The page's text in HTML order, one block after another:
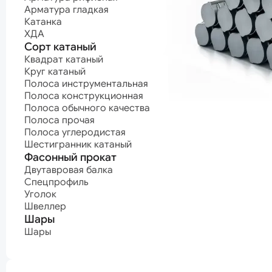
Шестигранник катаный
Фасонный прокат
Двутавровая балка
Спецпрофиль
Уголок
Швеллер
Шары
Шары
Нержавеющая сталь
Нержавеющий лист
Нержавеющий лист горячекатаный
Нержавеющий лист холоднокатаный
Нержавеющий сорт
Квадрат нержавеющий
Круг нержавеющий
Полоса нержавеющая
Шестигранник нержавеющий
Канат
Канат
Канат с
покрытием
Канат светлый
Проволока
Арматура гладкая
Катанка
ХДА
Сорт катаный
Квадрат катаный
Круг катаный
Полоса инструментальная
Полоса конструкционная
Полоса обычного качества
Полоса прочая
Полоса углеродистая
Шестигранник катаный
Фасонный прокат
Двутавровая балка
Спецпрофиль
Уголок
Швеллер
Шары
Шары